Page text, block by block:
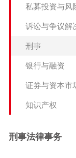
私募投资与风
诉讼与争议解
刑事
银行与融资
证券与资本市
知识产权
刑事法律事务